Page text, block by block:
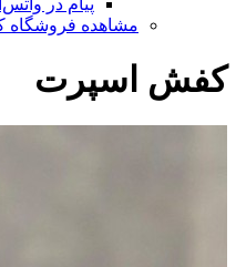
مشاهده
کفش اسپرت